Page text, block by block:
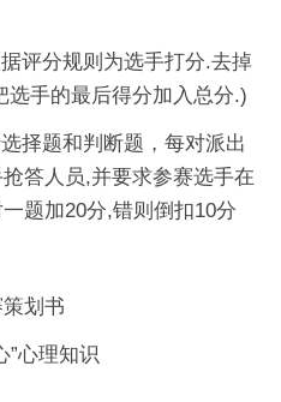
评分规则为选手打分.去掉
选手的最后得分加入总分.)
择题和判断题，每对派出
答人员,并要求参赛选手在
题加20分,错则倒扣10分
划书
”心理知识